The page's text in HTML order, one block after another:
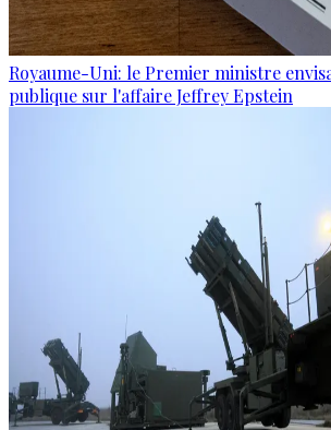
Royaume-Uni: le Premier ministre
publique sur l'affaire Jeffrey Epstein